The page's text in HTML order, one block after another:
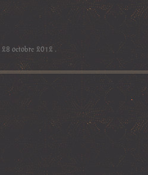
28 octobre 2012 .